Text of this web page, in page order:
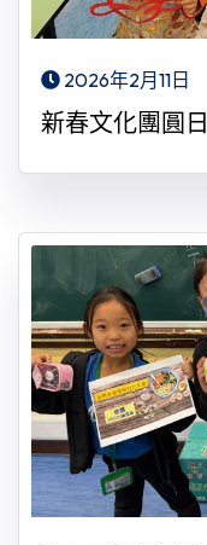
2026年2月11日
新春文化團圓日